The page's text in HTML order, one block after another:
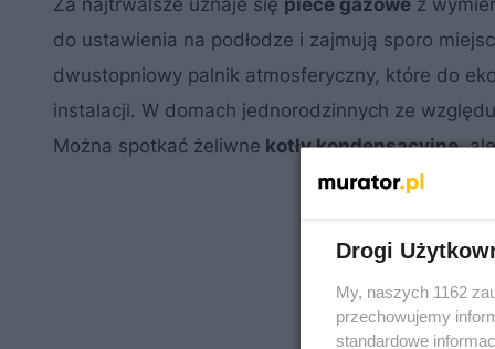
Za najtrwalsze uznaje się piece gazowe z
do ustawienia na podłodze i zajmują sporo
dwustopniowy palnik atmosferyczny, które do
instalacji. W domach jednorodzinnych ze
Można spotkać żeliwne kotły kondensacyjne,
Drogi
My, naszych 1162
przechowujemy
standardowe